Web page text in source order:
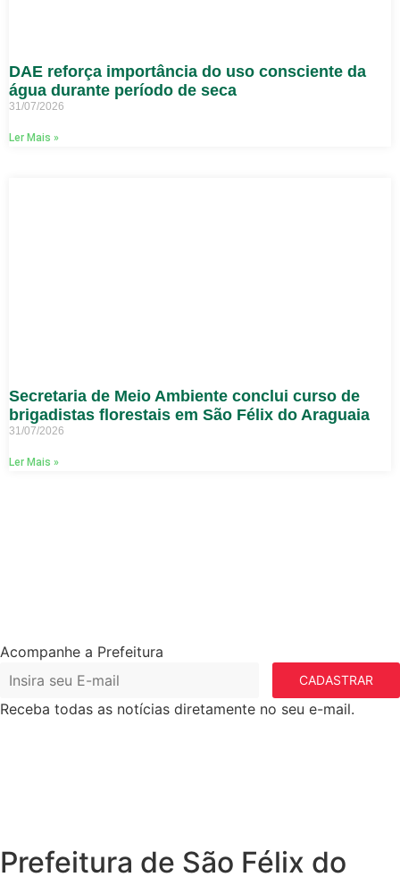
DAE reforça importância do uso consciente da
água durante período de seca
31/07/2026
Ler Mais »
Secretaria de Meio Ambiente conclui curso de
brigadistas florestais em São Félix do Araguaia
31/07/2026
Ler Mais »
Acompanhe a Prefeitura
CADASTRAR
Receba todas as notícias diretamente no seu e-mail.
Prefeitura de São Félix do